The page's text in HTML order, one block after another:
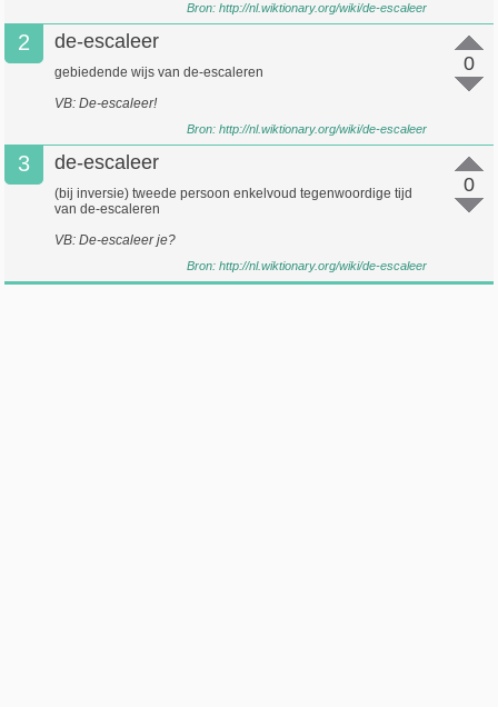
Bron: http://nl.wiktionary.org/wiki/de-escaleer
2
0
de-escaleer
gebiedende wijs van de-escaleren
VB: De-escaleer!
Bron: http://nl.wiktionary.org/wiki/de-escaleer
3
0
de-escaleer
(bij inversie) tweede persoon enkelvoud tegenwoordige tijd
van de-escaleren
VB: De-escaleer je?
Bron: http://nl.wiktionary.org/wiki/de-escaleer